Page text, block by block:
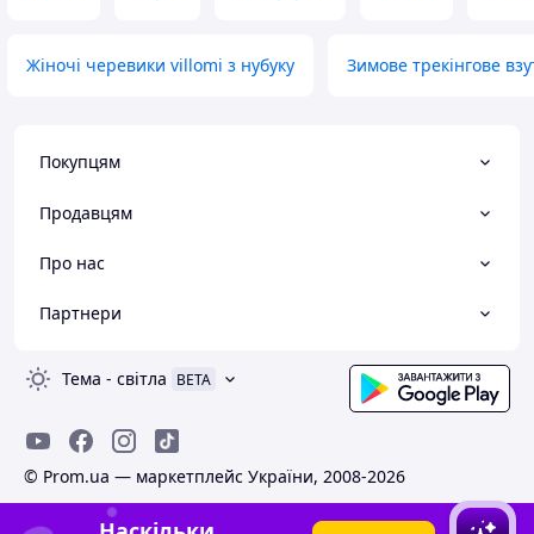
вирішимо проблему.
шльопанців і закінчуючи зимовими
Пишіть, телефонуйте, відповім на всі
Жіночі черевики villomi з нубуку Зимове трекінгове
Покупцям
Продавцям
Про нас
Партнери
Тема - світла BETA
© Prom.ua — маркетплейс України, 2008-2026